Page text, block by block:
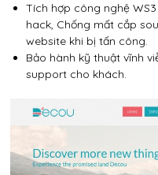
Tích hợp công nghệ
hack, Chống mất cắp
website khi bị tấn công.
Bảo hành kỹ thuật vĩnh
support cho khách.